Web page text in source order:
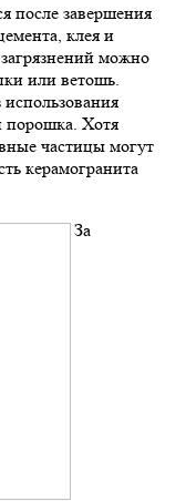
после завершения
клея и
можно
или ветошь.
порошка. Хотя
частицы могут
керамогранита
За